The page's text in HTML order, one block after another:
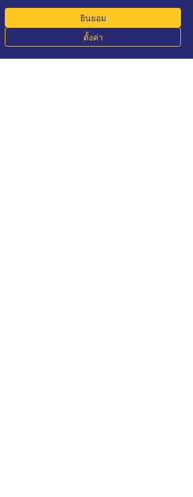
โพสต์ล่าสุด ดูทั้งหมด
Phone Email Whatsapp LINE
ตั้งค่า
ยินยอม